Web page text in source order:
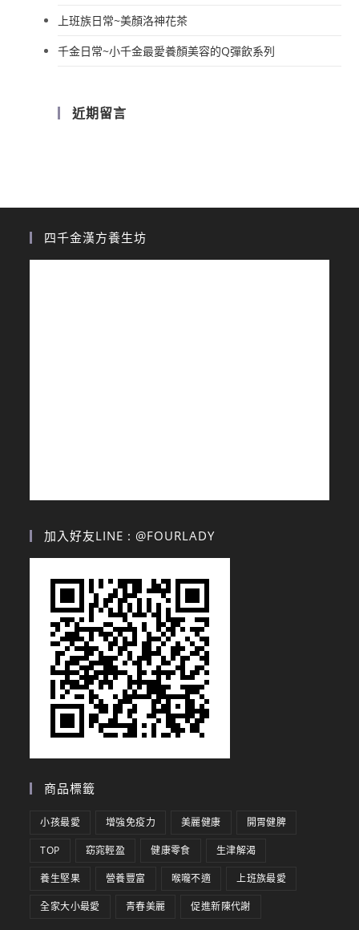
上班族日常~美顏洛神花茶
千金日常~小千金最愛養顏美容的Q彈飲系列
近期留言
四千金漢方養生坊
加入好友LINE : @FOURLADY
商品標籤
小孩最愛 增強免疫力 美麗健康 開胃健脾
TOP 窈窕輕盈 健康零食 生津解渴
養生堅果 營養豐富 喉嚨不適 上班族最愛
全家大小最愛 青春美麗 促進新陳代謝